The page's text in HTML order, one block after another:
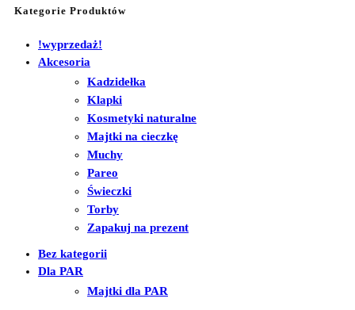
Kategorie Produktów
!wyprzedaż!
Akcesoria
Kadzidełka
Klapki
Kosmetyki naturalne
Majtki na cieczkę
Muchy
Pareo
Świeczki
Torby
Zapakuj na prezent
Bez kategorii
Dla PAR
Majtki dla PAR